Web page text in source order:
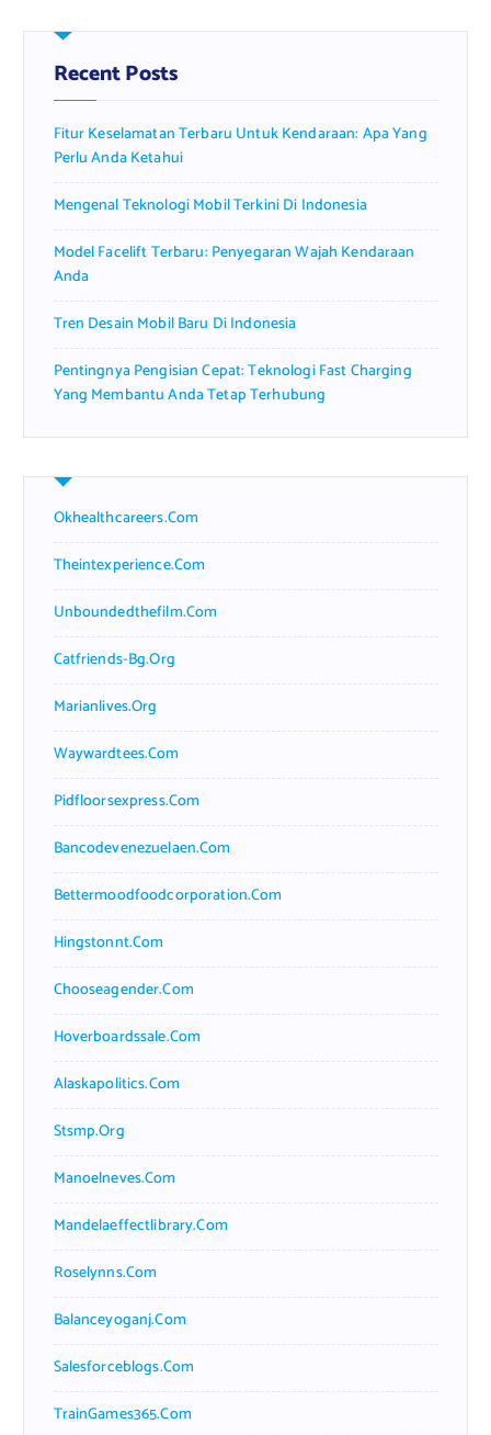
h
f
o
:
Recent Posts
Fitur Keselamatan Terbaru Untuk Kendaraan: Apa Yang
Perlu Anda Ketahui
Mengenal Teknologi Mobil Terkini Di Indonesia
Model Facelift Terbaru: Penyegaran Wajah Kendaraan
Anda
Tren Desain Mobil Baru Di Indonesia
Pentingnya Pengisian Cepat: Teknologi Fast Charging
Yang Membantu Anda Tetap Terhubung
Okhealthcareers.com
Theintexperience.com
Unboundedthefilm.com
Catfriends-Bg.org
Marianlives.org
Waywardtees.com
Pidfloorsexpress.com
Bancodevenezuelaen.com
Bettermoodfoodcorporation.com
Hingstonnt.com
Chooseagender.com
Hoverboardssale.com
Alaskapolitics.com
Stsmp.org
Manoelneves.com
Mandelaeffectlibrary.com
Roselynns.com
Balanceyoganj.com
Salesforceblogs.com
TrainGames365.com